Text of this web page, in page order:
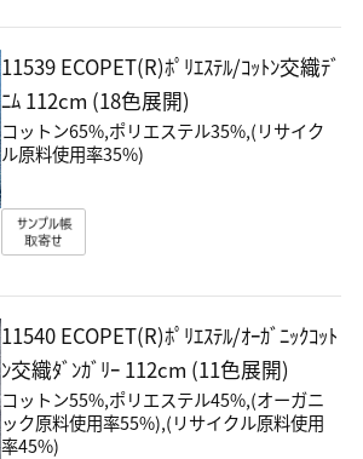
11539 ECOPET(R)ﾎﾟﾘｴｽﾃﾙ/ｺｯﾄﾝ交織ﾃﾞ
ﾆﾑ 112cm (18色展開)
コットン65%,ポリエステル35%,(リサイク
ル原料使用率35%)
11540 ECOPET(R)ﾎﾟﾘｴｽﾃﾙ/ｵｰｶﾞﾆｯｸｺｯﾄ
ﾝ交織ﾀﾞﾝｶﾞﾘｰ 112cm (11色展開)
コットン55%,ポリエステル45%,(オーガニ
ック原料使用率55%),(リサイクル原料使用
率45%)